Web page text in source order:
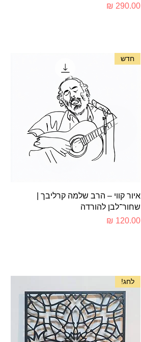
מחיר‏290.00 ‏₪
תצוגה מהירה
חדש
איור קווי – הרב שלמה קרליבך |
שחור־לבן להורדה
מחיר‏120.00 ‏₪
לחג!